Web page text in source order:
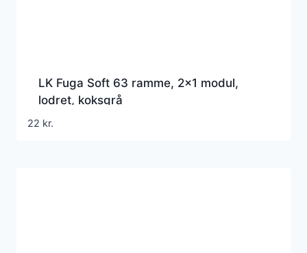
LK Fuga Soft 63 ramme, 2×1 modul,
lodret, koksgrå
22 kr.